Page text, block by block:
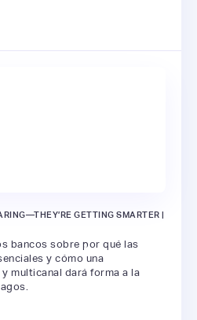
GETTING SMARTER |
bancos sobre por qué las
y cómo una
multicanal dará forma a la